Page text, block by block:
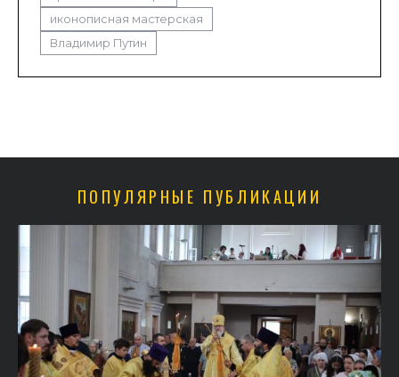
иконописная мастерская
Владимир Путин
ПОПУЛЯРНЫЕ ПУБЛИКАЦИИ